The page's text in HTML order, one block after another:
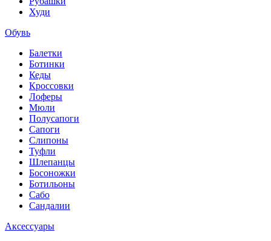
Худи
Обувь
Балетки
Ботинки
Кеды
Кроссовки
Лоферы
Мюли
Полусапоги
Сапоги
Слипоны
Туфли
Шлепанцы
Босоножки
Ботильоны
Сабо
Сандалии
Аксессуары